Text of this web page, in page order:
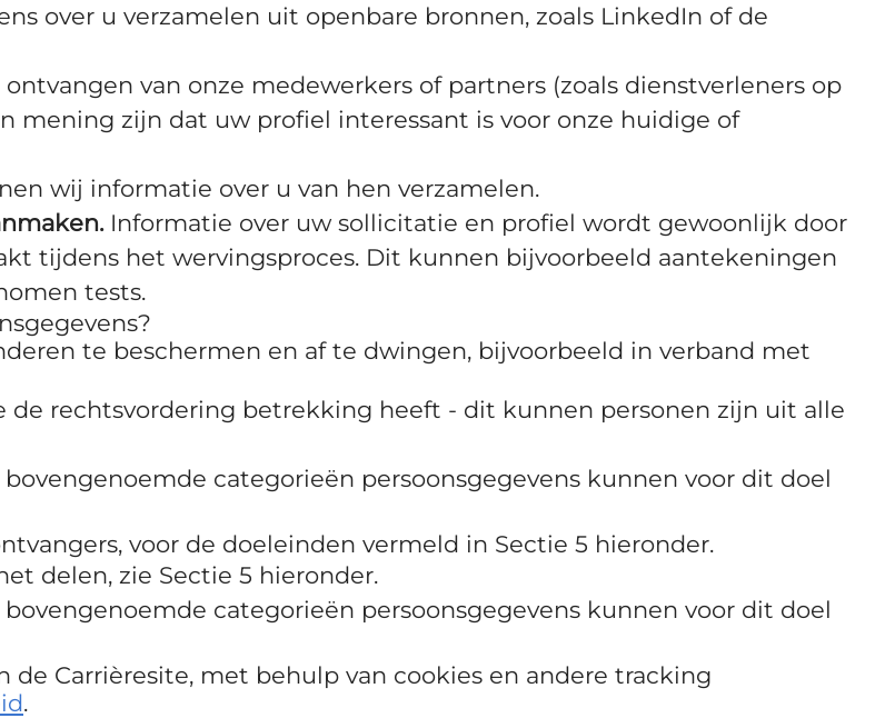
over u verzamelen uit openbare bronnen, zoals LinkedIn of de
van onze medewerkers of partners (zoals dienstverleners op
mening zijn dat uw profiel interessant is voor onze huidige of
wij informatie over u van hen verzamelen.
Informatie over uw sollicitatie en profiel wordt gewoonlijk door
tijdens het wervingsproces. Dit kunnen bijvoorbeeld aantekeningen
tests.
te beschermen en af te dwingen, bijvoorbeeld in verband met
de rechtsvordering betrekking heeft - dit kunnen personen zijn uit alle
categorieën persoonsgegevens kunnen voor dit doel
voor de doeleinden vermeld in Sectie 5 hieronder.
delen, zie Sectie 5 hieronder.
categorieën persoonsgegevens kunnen voor dit doel
Carrièresite, met behulp van cookies en andere tracking
.